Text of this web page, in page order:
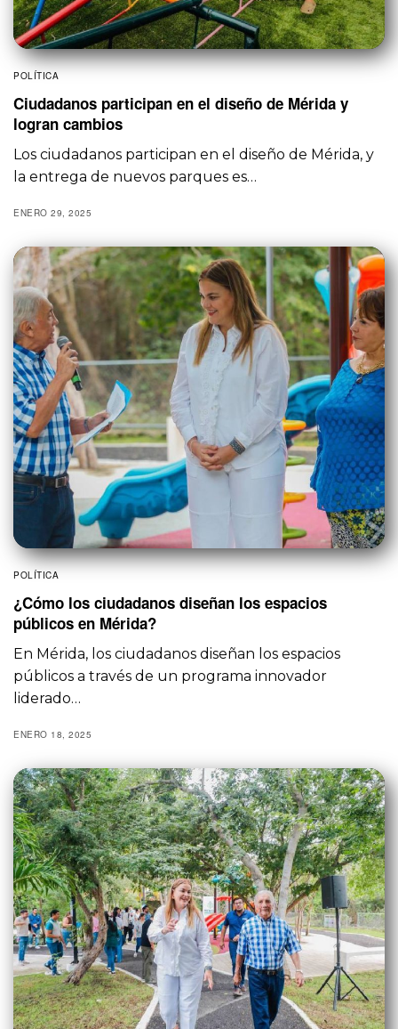
POLÍTICA
Ciudadanos participan en el diseño de Mérida y
logran cambios
Los ciudadanos participan en el diseño de Mérida, y
la entrega de nuevos parques es…
ENERO 29, 2025
POLÍTICA
¿Cómo los ciudadanos diseñan los espacios
públicos en Mérida?
En Mérida, los ciudadanos diseñan los espacios
públicos a través de un programa innovador
liderado…
ENERO 18, 2025